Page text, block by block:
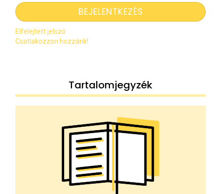
Elfelejtett jelszó
Csatlakozzon hozzánk!
Tartalomjegyzék